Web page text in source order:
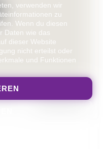
verwenden wir
zu
Wenn du diesen
Daten wie das
dieser Website
nicht erteilst oder
und Funktionen
Get Directions